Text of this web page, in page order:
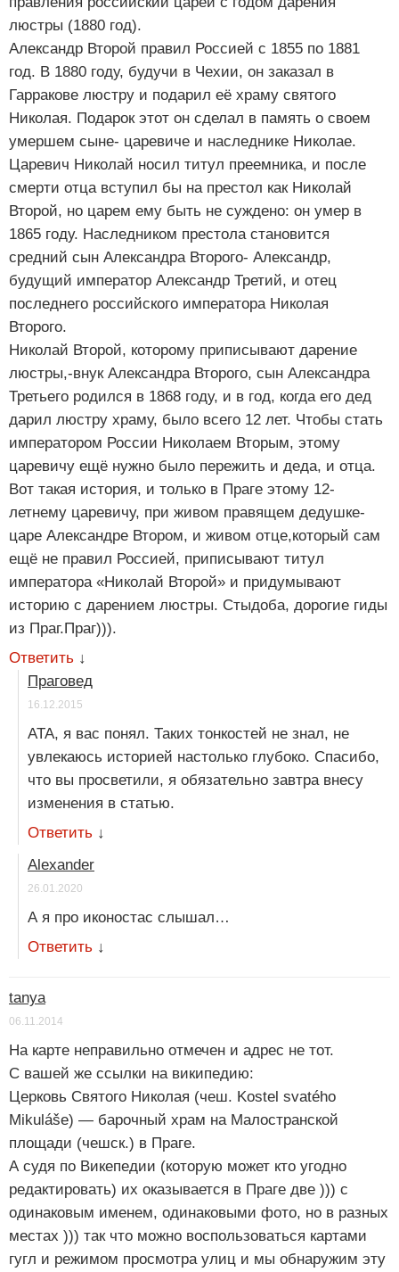
люстры (1880 год).
Александр Второй правил Россией с 1855 по 1881
год. В 1880 году, будучи в Чехии, он заказал в
Гарракове люстру и подарил её храму святого
Николая. Подарок этот он сделал в память о своем
умершем сыне- царевиче и наследнике Николае.
Царевич Николай носил титул преемника, и после
смерти отца вступил бы на престол как Николай
Второй, но царем ему быть не суждено: он умер в
1865 году. Наследником престола становится
средний сын Александра Второго- Александр,
будущий император Александр Третий, и отец
последнего российского императора Николая
Второго.
Николай Второй, которому приписывают дарение
люстры,-внук Александра Второго, сын Александра
Третьего родился в 1868 году, и в год, когда его дед
дарил люстру храму, было всего 12 лет. Чтобы стать
императором России Николаем Вторым, этому
царевичу ещё нужно было пережить и деда, и отца.
Вот такая история, и только в Праге этому 12-
летнему царевичу, при живом правящем дедушке-
царе Александре Втором, и живом отце,который сам
ещё не правил Россией, приписывают титул
императора «Николай Второй» и придумывают
историю с дарением люстры. Стыдоба, дорогие гиды
из Праг.Праг))).
Ответить ↓
Праговед
16.12.2015
АТА, я вас понял. Таких тонкостей не знал, не
увлекаюсь историей настолько глубоко. Спасибо,
что вы просветили, я обязательно завтра внесу
изменения в статью.
Ответить ↓
Alexander
26.01.2020
А я про иконостас слышал…
Ответить ↓
tanya
06.11.2014
На карте неправильно отмечен и адрес не тот.
С вашей же ссылки на википедию:
Церковь Святого Николая (чеш. Kostel svatého
Mikuláše) — барочный храм на Малостранской
площади (чешск.) в Праге.
А судя по Викепедии (которую может кто угодно
редактировать) их оказывается в Праге две ))) с
одинаковым именем, одинаковыми фото, но в разных
местах ))) так что можно воспользоваться картами
гугл и режимом просмотра улиц и мы обнаружим эту